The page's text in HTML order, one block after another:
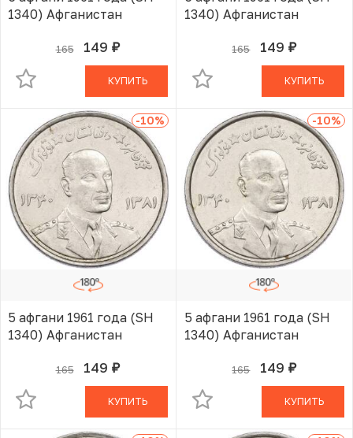
1340) Афганистан
165 149 руб.
В КОРЗИНЕ
КУПИТЬ
1340) Афганистан
165 149 руб.
В КОРЗИНЕ
КУПИТЬ
-10%
5 афгани 1961 года (SH
1340) Афганистан
165 149 руб.
В КОРЗИНЕ
КУПИТЬ
-10%
5 афгани 1961 года (SH
1340) Афганистан
165 149 руб.
В КОРЗИНЕ
КУПИТЬ